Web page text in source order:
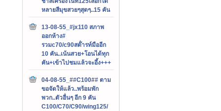
หลายสีมุขสวยๆสุดๆ..15 คัน
13-08-55_#jx110 สภาพ
ออกห้าง#
รวมc70/c90สต๊่ารท์มืออีก
10 คัน..เน้นสวย+โอนได้ทุก
คัน+เข้าไปชมแล้วจะอึ้ง+++
04-08-55_##C100## ตาม
ขอจัดให้แล้ว..พร้อมพัก
พวก..ตัวอื่นๆ อีก 9 คัน
C100/C70/C90/wing125/